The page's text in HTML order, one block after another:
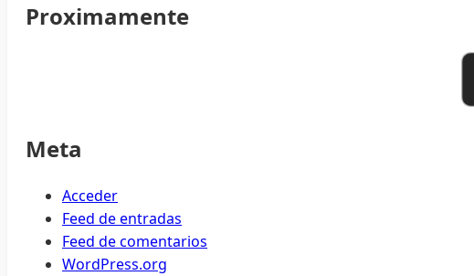
México
Leticia,
madre
hondureña
Proximamente
Meta
Acceder
Feed de entradas
Feed de comentarios
WordPress.org